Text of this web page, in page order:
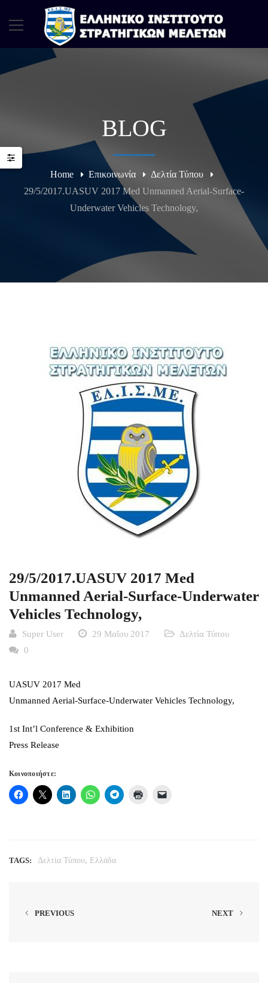
BLOG
Home Επικοινωνία
Δελτία Τύπου
29/5/2017.UASUV 2017 Med Unmanned Aerial-Surface-
Underwater Vehicles Technology,
29/5/2017.UASUV 2017 Med
Unmanned Aerial-Surface-Underwater
Vehicles Technology,
Super User 29 Μαΐου 2017
Δελτία Τύπου
0
UASUV 2017 Med
Unmanned Aerial-Surface-Underwater Vehicles Technology,
1st Int’l Conference & Exhibition
Press Release
Κοινοποιήστε:
TAGS: Δελτία Τύπου, Ελλάδα
PREVIOUS NEXT